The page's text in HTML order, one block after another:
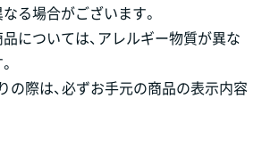
る場合がございます。
については、アレルギー物質が異な
の際は、必ずお手元の商品の表示内容